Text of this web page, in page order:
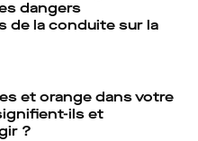
dangers
de la conduite sur la
et orange dans votre
ils et
?